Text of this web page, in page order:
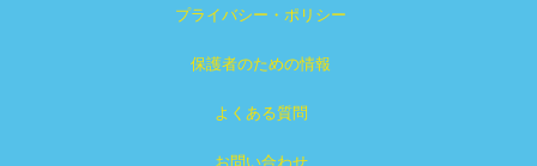
プライバシー・ポリシー
保護者のための情報
よくある質問
お問い合わせ